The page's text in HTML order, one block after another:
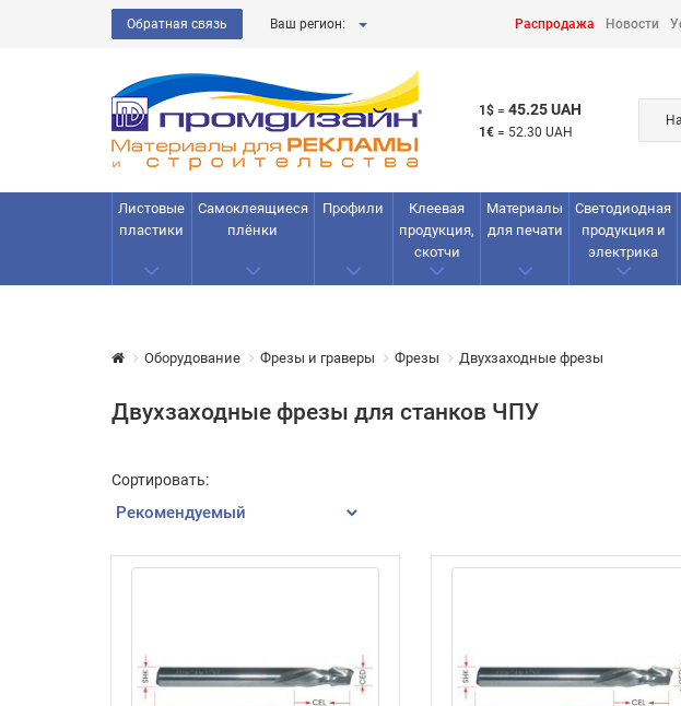
Обратная связь Ваш регион: Распродажа Новости
1$ = 45.25 UAH
1€ = 52.30 UAH
Листовые
пластики
Самоклеящиеся
плёнки
Профили
Клеевая
продукция,
скотчи
Материалы
для печати
Светодиодная
продукция и
электрика
Оборудование Фрезы и граверы Фрезы Двухзаходные фрезы
Двухзаходные фрезы для станков ЧПУ
Сортировать: